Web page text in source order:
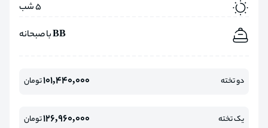
5 شب
BB با صبحانه
دو تخته 101,440,000تومان
یک تخته 126,960,000تومان